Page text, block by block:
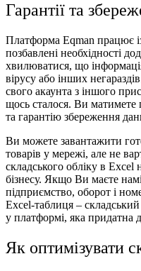
Гарантії та
Платформа Eqman працює
позбавлені необхідності
хвилюватися, що
вірусу або інших
свого акаунта з іншого
щось сталося. Ви матимете
та гарантію збереження
Ви можете завантажити
товарів у мережі, але не
складського обліку в Excel
бізнесу. Якщо Ви маєте
підприємство, оборот і
Excel-таблиця –
у платформі, яка придатна
Як оптимізувати